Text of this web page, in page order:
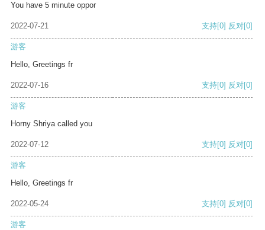
You have 5 minute oppor
2022-07-21 支持[0] 反对[0]
游客
Hello, Greetings fr
2022-07-16 支持[0] 反对[0]
游客
Horny Shriya called you
2022-07-12 支持[0] 反对[0]
游客
Hello, Greetings fr
2022-05-24 支持[0] 反对[0]
游客